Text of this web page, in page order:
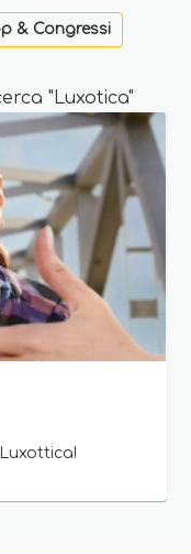
& Congressi
"Luxotica"